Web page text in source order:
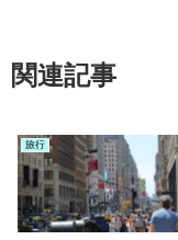
関連記事
旅行